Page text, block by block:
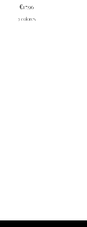
€17,96
5 colores